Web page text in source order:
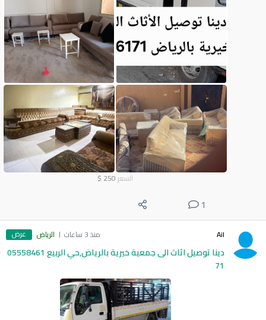
السعر 250
$
1
Ail منذ 3 ساعات الرياض عرض
دينا توصيل اثاث الى جمعية خيرية بالرياض,حي الربيع 05558461
71